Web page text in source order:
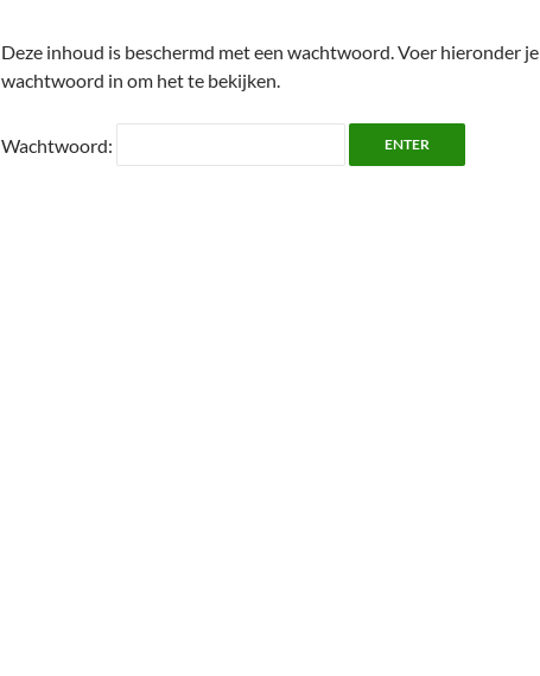
Deze inhoud is beschermd met een wachtwoord. Voer hieronder je
wachtwoord in om het te bekijken.
Wachtwoord: